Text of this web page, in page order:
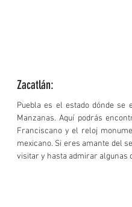
Zacatlán:
Puebla es el estado dónde
Manzanas. Aquí podrás
Franciscano y el reloj
mexicano. Si eres amante del
visitar y hasta admirar algunas